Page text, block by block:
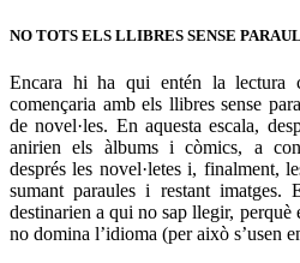
NO TOTS ELS LLIBRES SENSE
Encara hi ha qui entén la lectura
començaria amb els llibres sense
de novel·les. En aquesta escala,
anirien els àlbums i còmics, a
després les novel·letes i, finalment,
sumant paraules i restant imatges.
destinarien a qui no sap llegir, perquè
no domina l’idioma (per això s’usen